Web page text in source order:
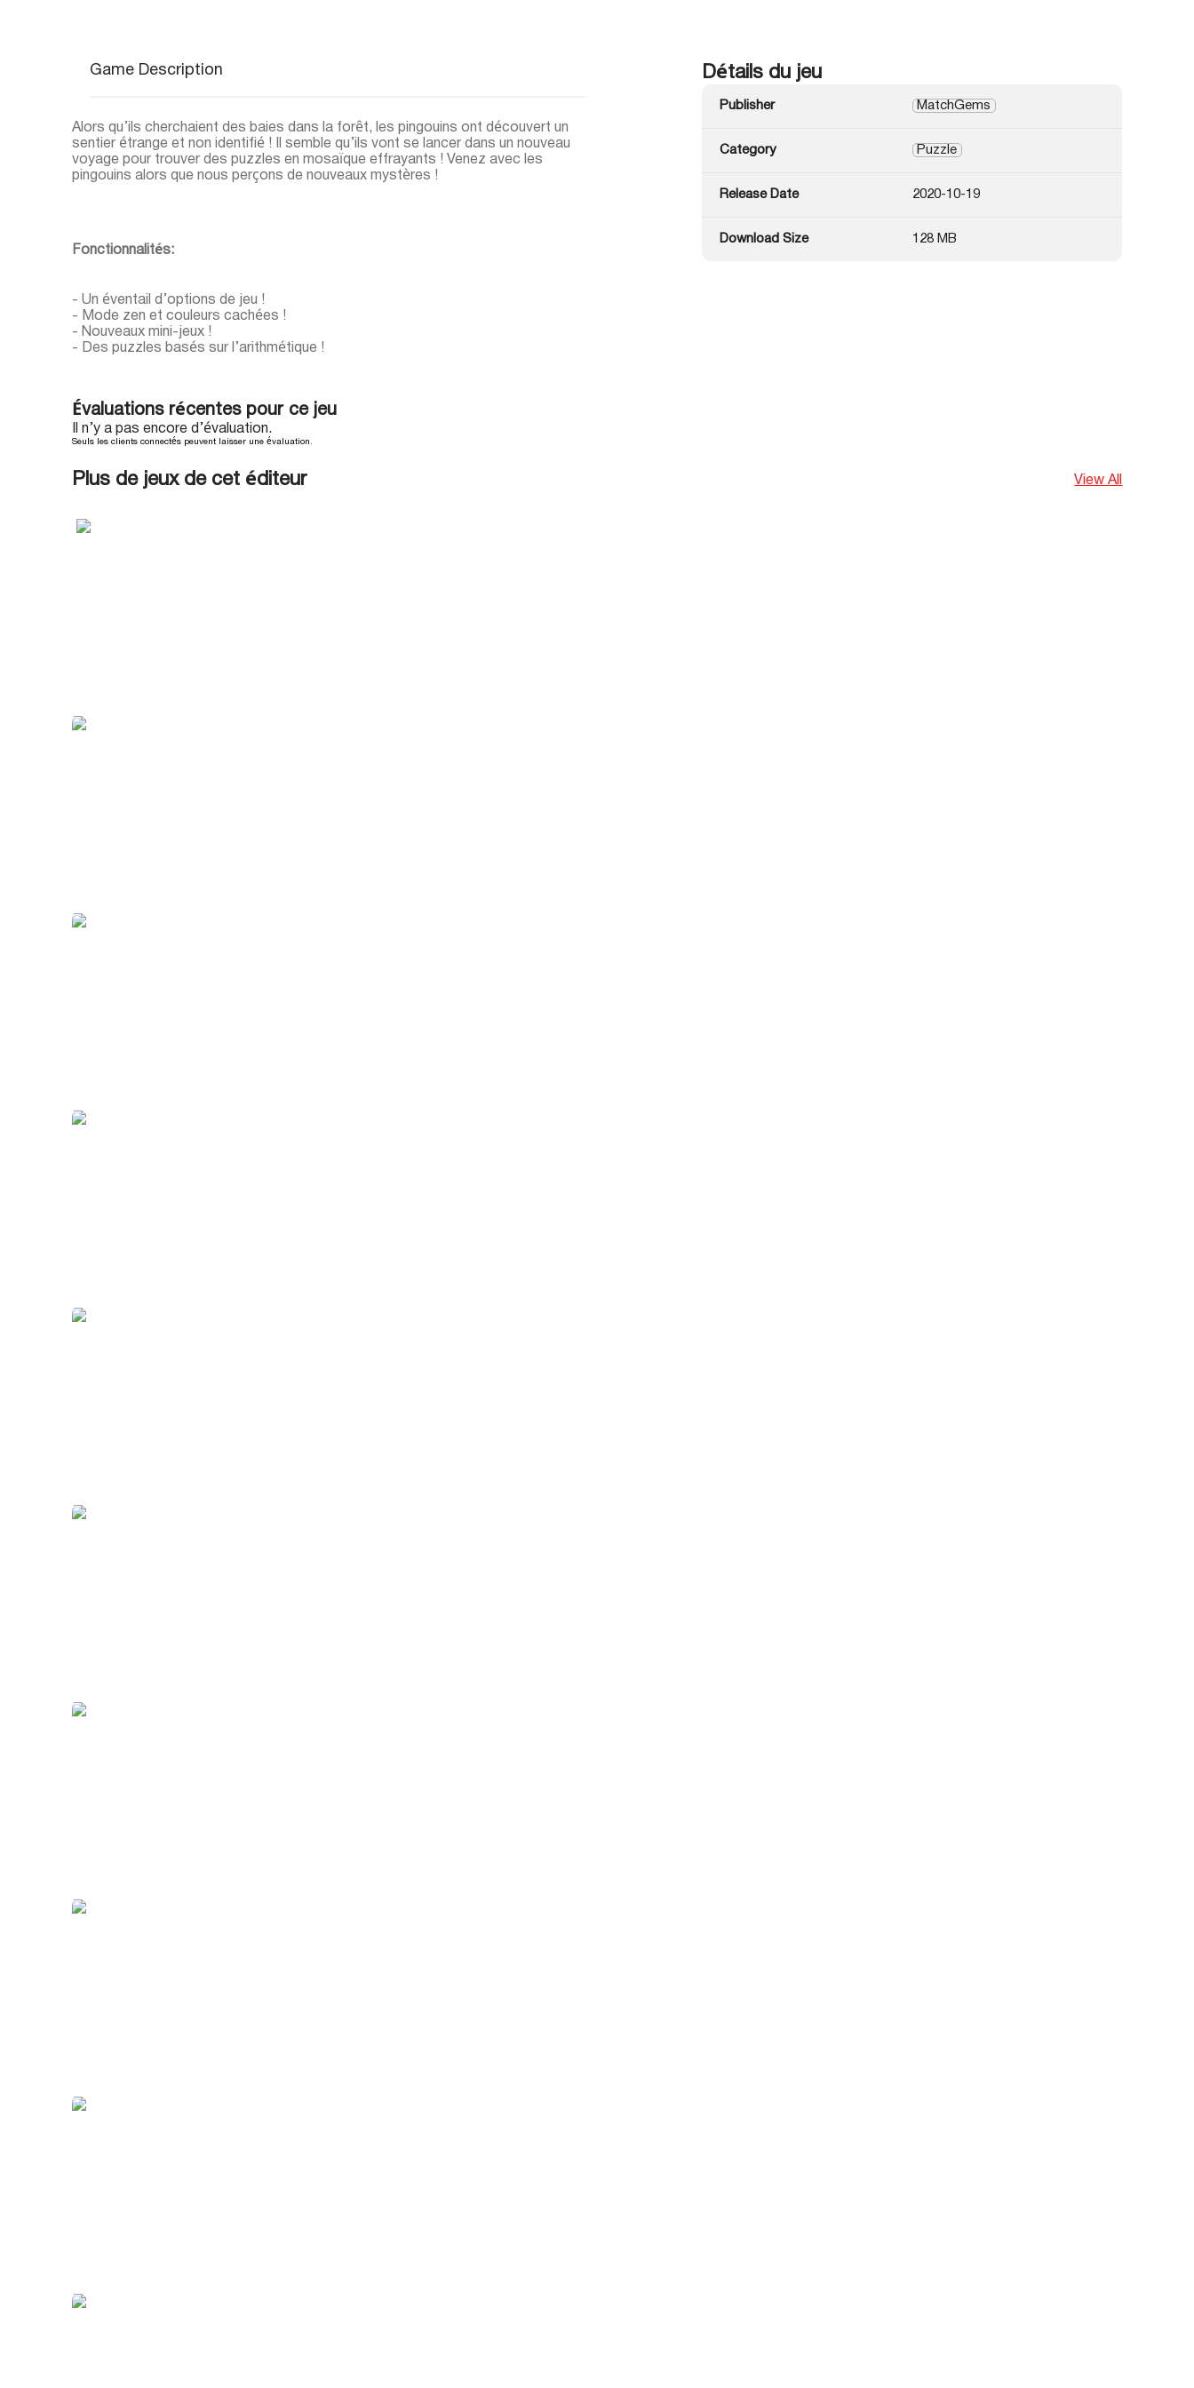
Game Description
Alors qu’ils cherchaient des baies dans la forêt, les pingouins ont découvert un
sentier étrange et non identifié ! Il semble qu’ils vont se lancer dans un nouveau
voyage pour trouver des puzzles en mosaïque effrayants ! Venez avec les
pingouins alors que nous perçons de nouveaux mystères !
Fonctionnalités:
- Un éventail d’options de jeu !
- Mode zen et couleurs cachées !
- Nouveaux mini-jeux !
- Des puzzles basés sur l’arithmétique !
Détails du jeu
Publisher MatchGems
Category Puzzle
Release Date 2020-10-19
Download Size 128 MB
Évaluations récentes pour ce jeu
Il n’y a pas encore d’évaluation.
Seuls les clients connectés peuvent laisser une évaluation.
Plus de jeux de cet éditeur View All